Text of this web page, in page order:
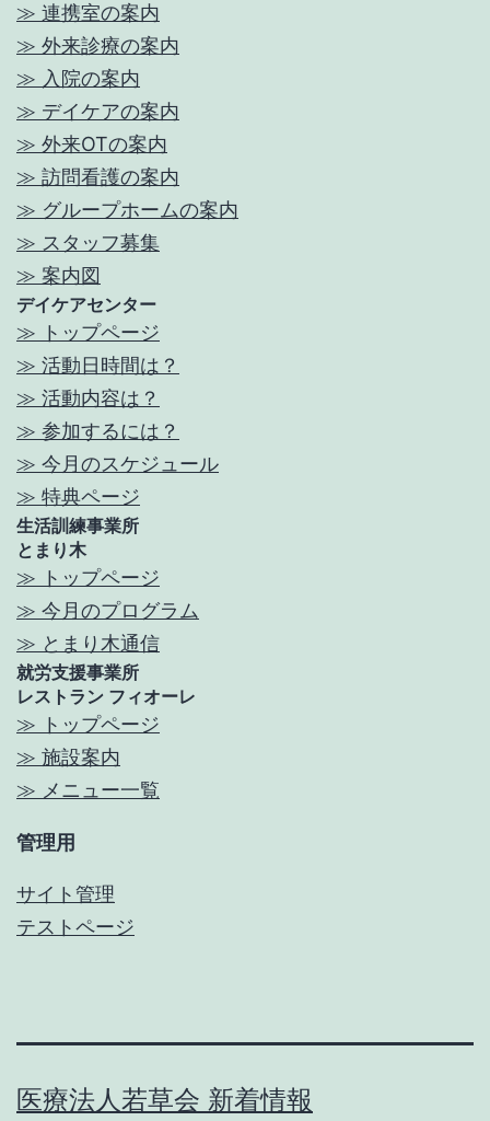
≫ 連携室の案内
≫ 外来診療の案内
≫ 入院の案内
≫ デイケアの案内
≫ 外来OTの案内
≫ 訪問看護の案内
≫ グループホームの案内
≫ スタッフ募集
≫ 案内図
デイケアセンター
≫ トップページ
≫ 活動日時間は？
≫ 活動内容は？
≫ 参加するには？
≫ 今月のスケジュール
≫ 特典ページ
生活訓練事業所
とまり木
≫ トップページ
≫ 今月のプログラム
≫ とまり木通信
就労支援事業所
レストラン フィオーレ
≫ トップページ
≫ 施設案内
≫ メニュー一覧
管理用
サイト管理
テストページ
医療法人若草会 新着情報